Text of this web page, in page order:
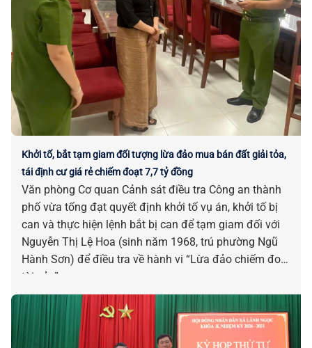
Khởi tố, bắt tạm giam đối tượng lừa đảo mua bán đất giải tỏa,
tái định cư giá rẻ chiếm đoạt 7,7 tỷ đồng
Văn phòng Cơ quan Cảnh sát điều tra Công an thành
phố vừa tống đạt quyết định khởi tố vụ án, khởi tố bị
can và thực hiện lệnh bắt bị can để tạm giam đối với
Nguyễn Thị Lệ Hoa (sinh năm 1968, trú phường Ngũ
Hành Sơn) để điều tra về hành vi “Lừa đảo chiếm đoạt
tài sản”.